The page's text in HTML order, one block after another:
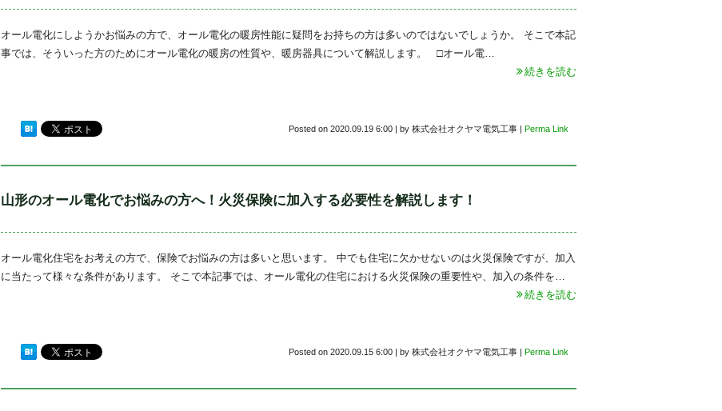
オール電化にしようかお悩みの方で、オール電化の暖房性能に疑問をお持ちの方は多いのではないでしょうか。 そこで本記
事では、そういった方のためにオール電化の暖房の性質や、暖房器具について解説します。 □オール電…
続きを読む
Posted on 2020.09.19 6:00 | by 株式会社オクヤマ電気工事 | Perma Link
山形のオール電化でお悩みの方へ！火災保険に加入する必要性を解説します！
オール電化住宅をお考えの方で、保険でお悩みの方は多いと思います。 中でも住宅に欠かせないのは火災保険ですが、加入
に当たって様々な条件があります。 そこで本記事では、オール電化の住宅における火災保険の重要性や、加入の条件を…
続きを読む
Posted on 2020.09.15 6:00 | by 株式会社オクヤマ電気工事 | Perma Link